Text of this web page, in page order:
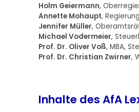
Holm Geiermann,
Annette Mohaupt,
Jennifer Müller,
Michael Vodermeier,
Prof. Dr. Oliver Voß, MBA,
Prof. Dr. Christian Zwirner,
Inhalte des AfA